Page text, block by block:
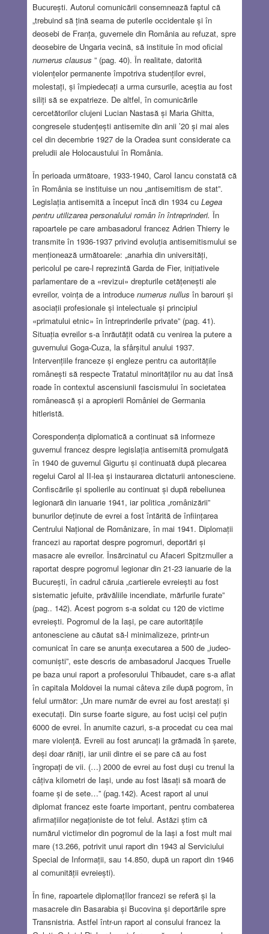
București. Autorul comunicării consemnează faptul că
„trebuind să țină seama de puterile occidentale și în
deosebi de Franța, guvernele din România au refuzat, spre
deosebire de Ungaria vecină, să instituie în mod oficial
numerus clausus ” (pag. 40). În realitate, datorită
violențelor permanente împotriva studenților evrei,
molestați, și împiedecați a urma cursurile, aceștia au fost
siliți să se expatrieze. De altfel, în comunicările
cercetătorilor clujeni Lucian Nastasă și Maria Ghitta,
congresele studențești antisemite din anii ’20 și mai ales
cel din decembrie 1927 de la Oradea sunt considerate ca
preludii ale Holocaustului în România.
În perioada următoare, 1933-1940, Carol Iancu constată că
în România se instituise un nou „antisemitism de stat”.
Legislația antisemită a început încă din 1934 cu Legea
pentru utilizarea personalului român în întreprinderi. În
rapoartele pe care ambasadorul francez Adrien Thierry le
transmite în 1936-1937 privind evoluția antisemitismului se
menționează următoarele: „anarhia din universități,
pericolul pe care-l reprezintă Garda de Fier, inițiativele
parlamentare de a «revizui» drepturile cetățenești ale
evreilor, voința de a introduce numerus nullus în barouri și
asociații profesionale și intelectuale și principiul
«primatului etnic» în întreprinderile private” (pag. 41).
Situația evreilor s-a înrăutățit odată cu venirea la putere a
guvernului Goga-Cuza, la sfârșitul anului 1937.
Intervențiile franceze și engleze pentru ca autoritățile
românești să respecte Tratatul minorităților nu au dat însă
roade în contextul ascensiunii fascismului în societatea
românească și a apropierii României de Germania
hitleristă.
Corespondența diplomatică a continuat să informeze
guvernul francez despre legislația antisemită promulgată
în 1940 de guvernul Gigurtu și continuată după plecarea
regelui Carol al II-lea și instaurarea dictaturii antonesciene.
Confiscările și spolierile au continuat și după rebeliunea
legionară din ianuarie 1941, iar politica „românizării”
bunurilor deținute de evrei a fost întărită de înființarea
Centrului Național de Românizare, în mai 1941. Diplomații
francezi au raportat despre pogromuri, deportări și
masacre ale evreilor. Însărcinatul cu Afaceri Spitzmuller a
raportat despre pogromul legionar din 21-23 ianuarie de la
București, în cadrul căruia „cartierele evreiești au fost
sistematic jefuite, prăvăliile incendiate, mărfurile furate”
(pag.. 142). Acest pogrom s-a soldat cu 120 de victime
evreiești. Pogromul de la Iași, pe care autoritățile
antonesciene au căutat să-l minimalizeze, printr-un
comunicat în care se anunța executarea a 500 de „iudeo-
comuniști”, este descris de ambasadorul Jacques Truelle
pe baza unui raport a profesorului Thibaudet, care s-a aflat
în capitala Moldovei la numai câteva zile după pogrom, în
felul următor: „Un mare număr de evrei au fost arestați și
executați. Din surse foarte sigure, au fost uciși cel puțin
6000 de evrei. În anumite cazuri, s-a procedat cu cea mai
mare violență. Evreii au fost aruncați la grămadă în șarete,
deși doar răniți, iar unii dintre ei se pare că au fost
îngropați de vii. (…) 2000 de evrei au fost duși cu trenul la
câțiva kilometri de Iași, unde au fost lăsați să moară de
foame și de sete…” (pag.142). Acest raport al unui
diplomat francez este foarte important, pentru combaterea
afirmațiilor negaționiste de tot felul. Astăzi știm că
numărul victimelor din pogromul de la Iași a fost mult mai
mare (13.266, potrivit unui raport din 1943 al Serviciului
Special de Informații, sau 14.850, după un raport din 1946
al comunității evreiești).
În fine, rapoartele diplomațIlor francezi se referă și la
masacrele din Basarabia și Bucovina și deportările spre
Transnistria. Astfel într-un raport al consului francez la